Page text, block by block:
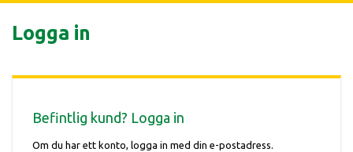
Logga in
Befintlig kund? Logga in
Om du har ett konto, logga in med din e-postadress.